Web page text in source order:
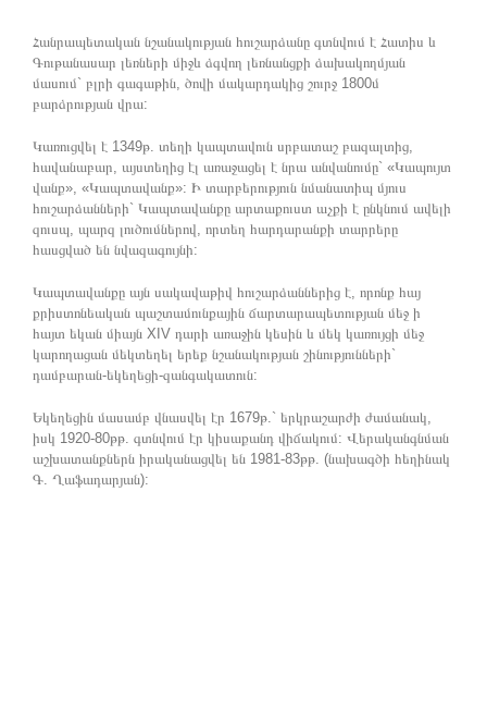
Հանրապետական նշանակության հուշարձանը գտնվում է Հատիս և
Գութանասար լեռների միջև ձգվող լեռնանցքի ձախակողմյան
մասում` բլրի գագաթին, ծովի մակարդակից շուրջ 1800մ
բարձրության վրա:
Կառուցվել է 1349թ. տեղի կապտավուն սրբատաշ բազալտից,
հավանաբար, այստեղից էլ առաջացել է նրա անվանումը` «Կապույտ
վանք», «Կապտավանք»: Ի տարբերություն նմանատիպ մյուս
հուշարձանների` Կապտավանքը արտաքուստ աչքի է ընկնում ավելի
զուսպ, պարզ լուծումներով, որտեղ հարդարանքի տարրերը
հասցված են նվազագույնի:
Կապտավանքը այն սակավաթիվ հուշարձաններից է, որոնք հայ
քրիստոնեական պաշտամունքային ճարտարապետության մեջ ի
հայտ եկան միայն XIV դարի առաջին կեսին և մեկ կառույցի մեջ
կարողացան մեկտեղել երեք նշանակության շինությունների`
դամբարան-եկեղեցի-զանգակատուն:
Եկեղեցին մասամբ վնասվել էր 1679թ.` երկրաշարժի ժամանակ,
իսկ 1920-80թթ. գտնվում էր կիսաքանդ վիճակում: Վերականգնման
աշխատանքներն իրականացվել են 1981-83թթ. (նախագծի հեղինակ
Գ. Ղաֆադարյան):